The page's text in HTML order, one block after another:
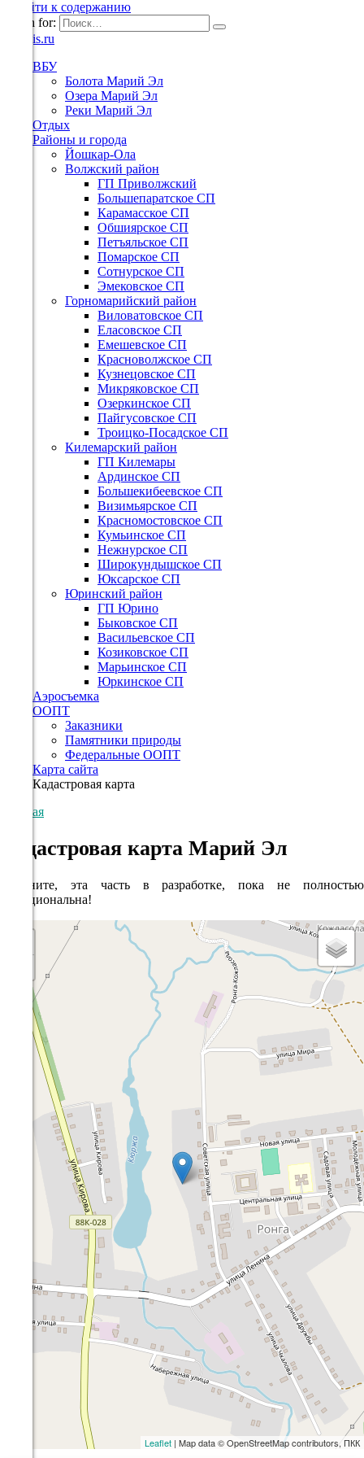
Перейти к содержанию
Search for:
ВБУ
Болота Марий Эл
Озера Марий Эл
Реки Марий Эл
Отдых
Районы и города
Йошкар-Ола
Волжский район
ГП Приволжский
Большепаратское СП
Карамасское СП
Обшиярское СП
Петъяльское СП
Помарское СП
Сотнурское СП
Эмековское СП
Горномарийский район
Виловатовское СП
Еласовское СП
Емешевское СП
Красноволжское СП
Кузнецовское СП
Микряковское СП
Озеркинское СП
Пайгусовское СП
Троицко-Посадское СП
Килемарский район
ГП Килемары
Ардинское СП
Большекибеевское СП
Визимьярское СП
Красномостовское СП
Кумьинское СП
Нежнурское СП
Широкундышское СП
Юксарское СП
Юринский район
ГП Юрино
Быковское СП
Васильевское СП
Козиковское СП
Марьинское СП
Юркинское СП
Аэросъемка
ООПТ
Заказники
Памятники природы
Федеральные ООПТ
Карта сайта
Кадастровая карта
Главная
Кадастровая карта Марий Эл
Извините, эта часть в разработке, пока не полностью
функциональна!
Leaflet | Map data © OpenStreetMap contributors, ПКК